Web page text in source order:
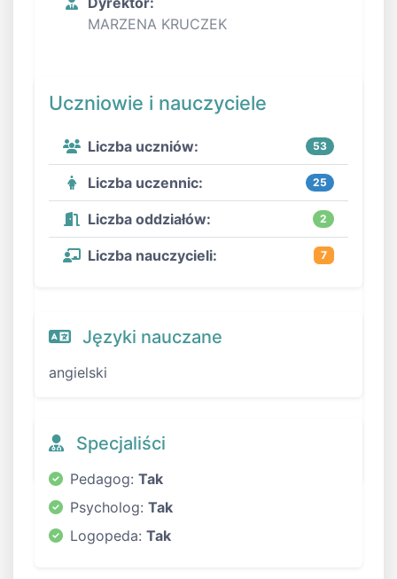
MARZENA KRUCZEK
Uczniowie i nauczyciele
Liczba uczniów: 53
Liczba uczennic: 25
Liczba oddziałów: 2
Liczba nauczycieli: 7
Języki nauczane
angielski
Specjaliści
Pedagog: Tak
Psycholog: Tak
Logopeda: Tak